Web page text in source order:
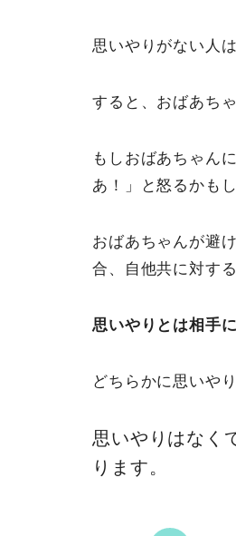
思いやりがない人
すると、おばあち
もしおばあちゃん
あ！」と怒るかも
おばあちゃんが避
合、自他共に対す
思いやりとは相手
どちらかに思いや
思いやりはなく
ります。